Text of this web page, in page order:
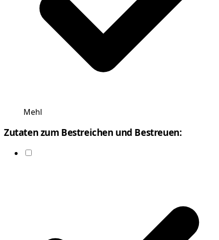
Mehl
Zutaten zum Bestreichen und Bestreuen: